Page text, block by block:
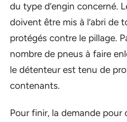
du type d’engin concerné.
doivent être mis à l’abri de
protégés contre le pillage.
nombre de pneus à faire
le détenteur est tenu de
contenants.
Pour finir, la demande pour